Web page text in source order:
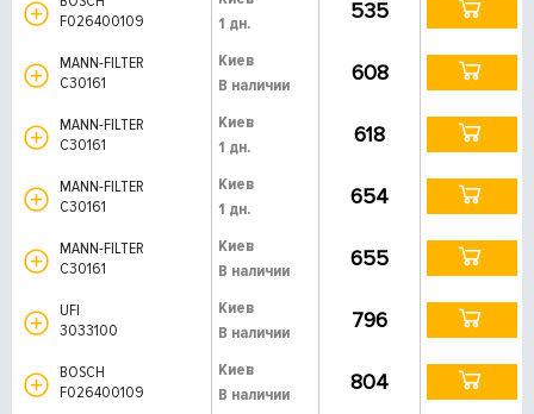
F026400109
1 дн.
535
MANN-FILTER
C30161
Киев
В наличии
608
MANN-FILTER
C30161
Киев
1 дн.
618
MANN-FILTER
C30161
Киев
1 дн.
654
MANN-FILTER
C30161
Киев
В наличии
655
UFI
3033100
Киев
В наличии
796
BOSCH
F026400109
Киев
В наличии
804